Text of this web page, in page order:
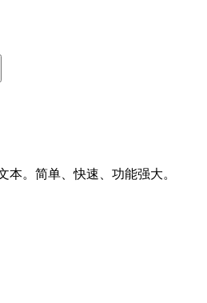
本。简单、快速、功能强大。